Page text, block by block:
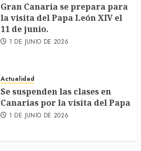
Gran Canaria se prepara para
la visita del Papa León XIV el
11 de junio.
1 DE JUNIO DE 2026
Actualidad
Se suspenden las clases en
Canarias por la visita del Papa
1 DE JUNIO DE 2026